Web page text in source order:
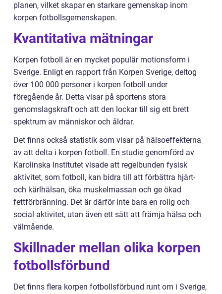
planen, vilket skapar en starkare gemenskap inom
korpen fotbollsgemenskapen.
Kvantitativa mätningar
Korpen fotboll är en mycket populär motionsform i
Sverige. Enligt en rapport från Korpen Sverige, deltog
över 100 000 personer i korpen fotboll under
föregående år. Detta visar på sportens stora
genomslagskraft och att den lockar till sig ett brett
spektrum av människor och åldrar.
Det finns också statistik som visar på hälsoeffekterna
av att delta i korpen fotboll. En studie genomförd av
Karolinska Institutet visade att regelbunden fysisk
aktivitet, som fotboll, kan bidra till att förbättra hjärt-
och kärlhälsan, öka muskelmassan och ge ökad
fettförbränning. Det är därför inte bara en rolig och
social aktivitet, utan även ett sätt att främja hälsa och
välmående.
Skillnader mellan olika korpen
fotbollsförbund
Det finns flera korpen fotbollsförbund runt om i Sverige,